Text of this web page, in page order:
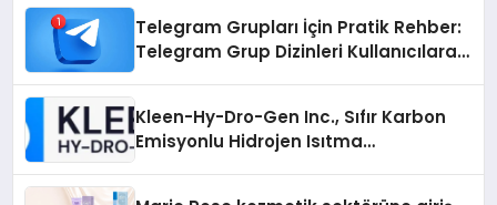
Telegram Grupları İçin Pratik Rehber:
Telegram Grup Dizinleri Kullanıcılara
Kleen-Hy-Dro-Gen Inc., Sıfır Karbon
Emisyonlu Hidrojen Isıtma